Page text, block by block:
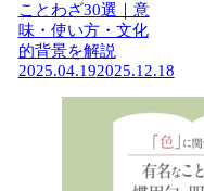
ことわざ30選｜意
味・使い方・文化
的背景を解説
2025.04.192025.12.18